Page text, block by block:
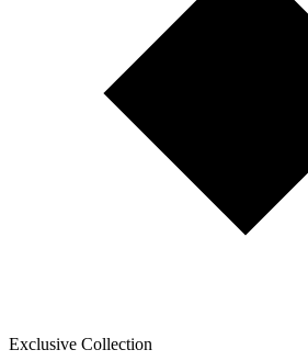
Exclusive Collection